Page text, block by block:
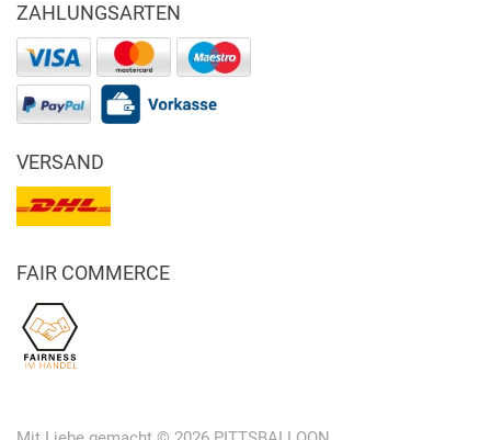
ZAHLUNGSARTEN
VERSAND
FAIR COMMERCE